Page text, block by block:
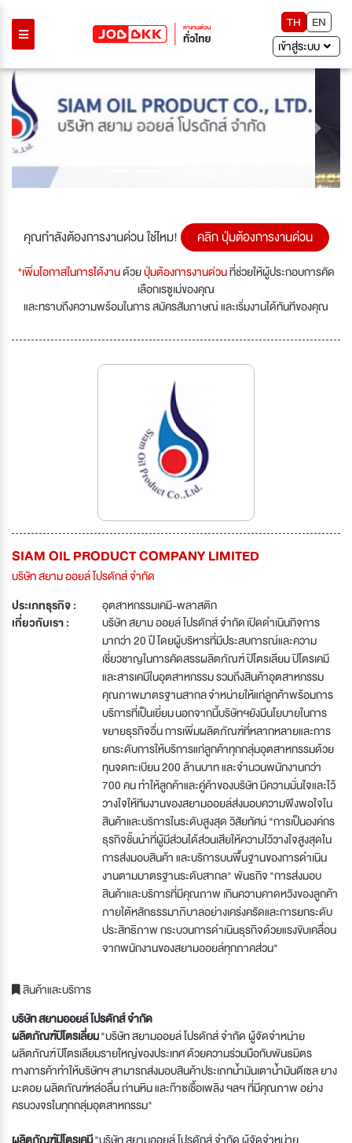
TH
EN
เข้าสู่ระบบ
Previous Next
คุณกำลังต้องการงานด่วน ใช่ไหม! คลิก ปุ่มต้องการงานด่วน
*เพิ่มโอกาสในการได้งานด้วยปุ่มต้องการงานด่วนที่ช่วยให้ผู้ประกอบการคัด
เลือกเรซูเม่ของคุณ
และทราบถึงความพร้อมในการ สมัครสัมภาษณ์ และเริ่มงานได้ทันทีของคุณ
SIAM OIL PRODUCT COMPANY LIMITED
บริษัท สยาม ออยล์ โปรดักส์ จำกัด
ประเภทธุรกิจ :
อุตสาหกรรมเคมี-พลาสติก
เกี่ยวกับเรา :
บริษัท สยาม ออยล์ โปรดักส์ จำกัด เปิดดำเนินกิจการ
มากว่า 20 ปี โดยผู้บริหารที่มีประสบการณ์และความ
เชี่ยวชาญในการคัดสรรผลิตภัณฑ์ ปิโตรเลียม ปิโตรเคมี
และสารเคมีในอุตสาหกรรม รวมถึงสินค้าอุตสาหกรรม
คุณภาพมาตรฐานสากล จำหน่ายให้แก่ลูกค้าพร้อมการ
บริการที่เป็นเยี่ยม นอกจากนี้บริษัทฯยังมีนโยบายในการ
ขยายธุรกิจอื่น การเพิ่มผลิตภัณฑ์ที่หลากหลายและการ
ยกระดับการให้บริการแก่ลูกค้าทุกกลุ่มอุตสาหกรรมด้วย
ทุนจดทะเบียน 200 ล้านบาท และจำนวนพนักงานกว่า
700 คน ทำให้ลูกค้าและคู่ค้าของบริษัท มีความมั่นใจและไว้
วางใจให้ทีมงานของสยามออยล์ส่งมอบความพึงพอใจใน
สินค้าและบริการในระดับสูงสุด วิสัยทัศน์ "การเป็นองค์กร
ธุรกิจชั้นนำที่ผู้มีส่วนได้ส่วนเสียให้ความไว้วางใจสูงสุดใน
การส่งมอบสินค้า และบริการบนพื้นฐานของการดำเนิน
งานตามมาตรฐานระดับสากล" พันธกิจ "การส่งมอบ
สินค้าและบริการที่มีคุณภาพ เกินความคาดหวังของลูกค้า
ภายใต้หลักธรรมาภิบาลอย่างเคร่งครัดและการยกระดับ
ประสิทธิภาพ กระบวนการดำเนินธุรกิจด้วยแรงขับเคลื่อน
จากพนักงานของสยามออยล์ทุกภาคส่วน"
สินค้าและบริการ
บริษัท สยามออยล์ โปรดักส์ จำกัด
ผลิตภัณฑ์ปิโตรเลี่ยม"บริษัท สยามออยล์ โปรดักส์ จำกัด ผู้จัดจำหน่าย
ผลิตภัณฑ์ปิโตรเลียมรายใหญ่ของประเทศ ด้วยความร่วมมือกับพันธมิตร
ทางการค้าทำให้บริษัทฯ สามารถส่งมอบสินค้าประเภทน้ำมันเตาน้ำมันดีเซล ยาง
มะตอย ผลิตภัณฑ์หล่อลื่น ถ่านหิน และก๊าซเชื้อเพลิง ฯลฯ ที่มีคุณภาพ อย่าง
ครบวงจรในทุกกลุ่มอุตสาหกรรม"